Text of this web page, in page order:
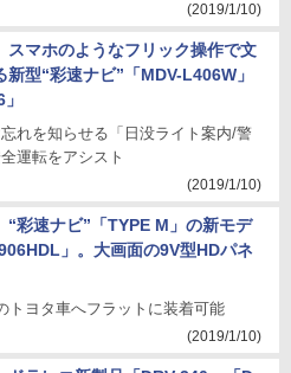
(2019/1/10)
スマホのようなフリック操作で文
新型“彩速ナビ”「MDV-L406W」
れを知らせる「日没ライト案内/警
運転をアシスト
(2019/1/10)
“彩速ナビ”「TYPE M」の新モデ
」。大画面の9V型HDパネ
トヨタ車へフラットに装着可能
(2019/1/10)